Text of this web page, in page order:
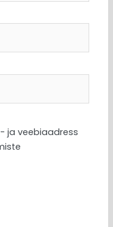
ja veebiaadress